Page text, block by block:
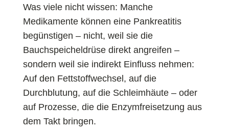
Was viele nicht wissen: Manche
Medikamente können eine Pankreatitis
begünstigen – nicht, weil sie die
Bauchspeicheldrüse direkt angreifen –
sondern weil sie indirekt Einfluss nehmen:
Auf den Fettstoffwechsel, auf die
Durchblutung, auf die Schleimhäute – oder
auf Prozesse, die die Enzymfreisetzung aus
dem Takt bringen.